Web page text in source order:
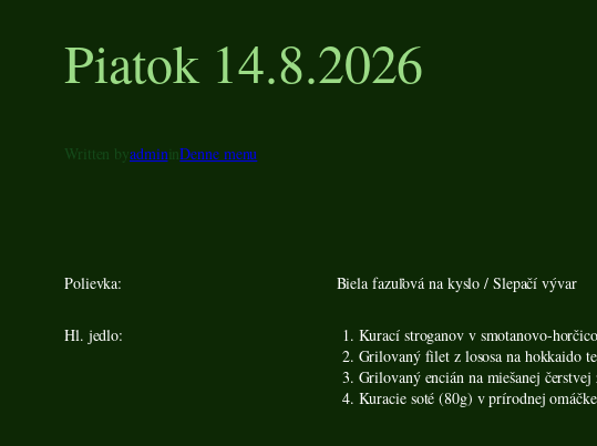
Piatok 14.8.2026
Written byadmininDenne menu
Polievka: Biela fazuľová na kyslo / Slepačí vývar
Hl. jedlo:
Kurací stroganov v smotanovo-
Grilovaný filet z lososa na hokkaido
Grilovaný encián na miešanej
Kuracie soté (80g) v prírodnej